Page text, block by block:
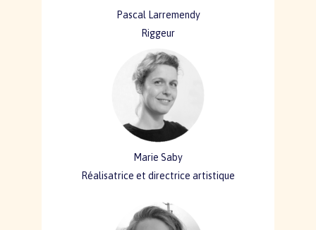
Pascal Larremendy
Riggeur
Marie Saby
Réalisatrice et directrice artistique